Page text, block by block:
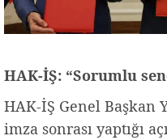
HAK-İŞ: “Sorumlu
HAK-İŞ Genel Başkan
imza sonrası yaptığı